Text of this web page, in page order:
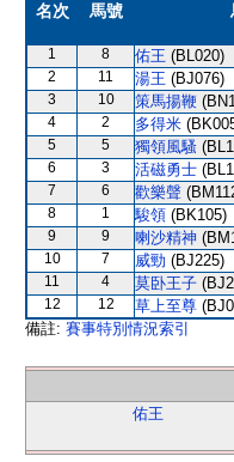
名次 馬號
1 8 佑王 (BL020)
2 11 湯王 (BJ076)
3 10 策馬揚鞭
4 2 多得米
5 5 獨領風騷
6 3 活磁勇士
7 6 歡樂聲
8 1 駿領 (BK105)
9 9 喇沙精神
10 7 威勁 (BJ225)
11 4 莫卧王子
12 12 草上至尊
備註: 賽事特別情況索引
佑王